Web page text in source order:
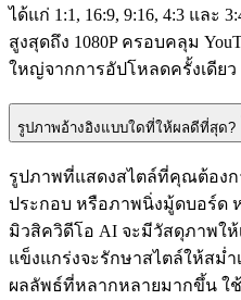
ได้แก่ 1:1, 16:9, 9:16, 4:3 และ
สูงสุดถึง 1080P ครอบคลุม
ใหญ่จากการอัปโหลดครั้งเดียว
รูปภาพอ้างอิงแบบใดที่ให้ผลดีที่สุด?
รูปภาพที่แสดงสไตล์ที่คุณต้อง
ประกอบ หรือภาพนิ่งมู้ดบอร์ด
มิวสิควิดีโอ AI จะมีวัสดุภาพใ
แข็งแกร่งจะรักษาสไตล์ให้สม่
ผลลัพธ์ที่หลากหลายมากขึ้น